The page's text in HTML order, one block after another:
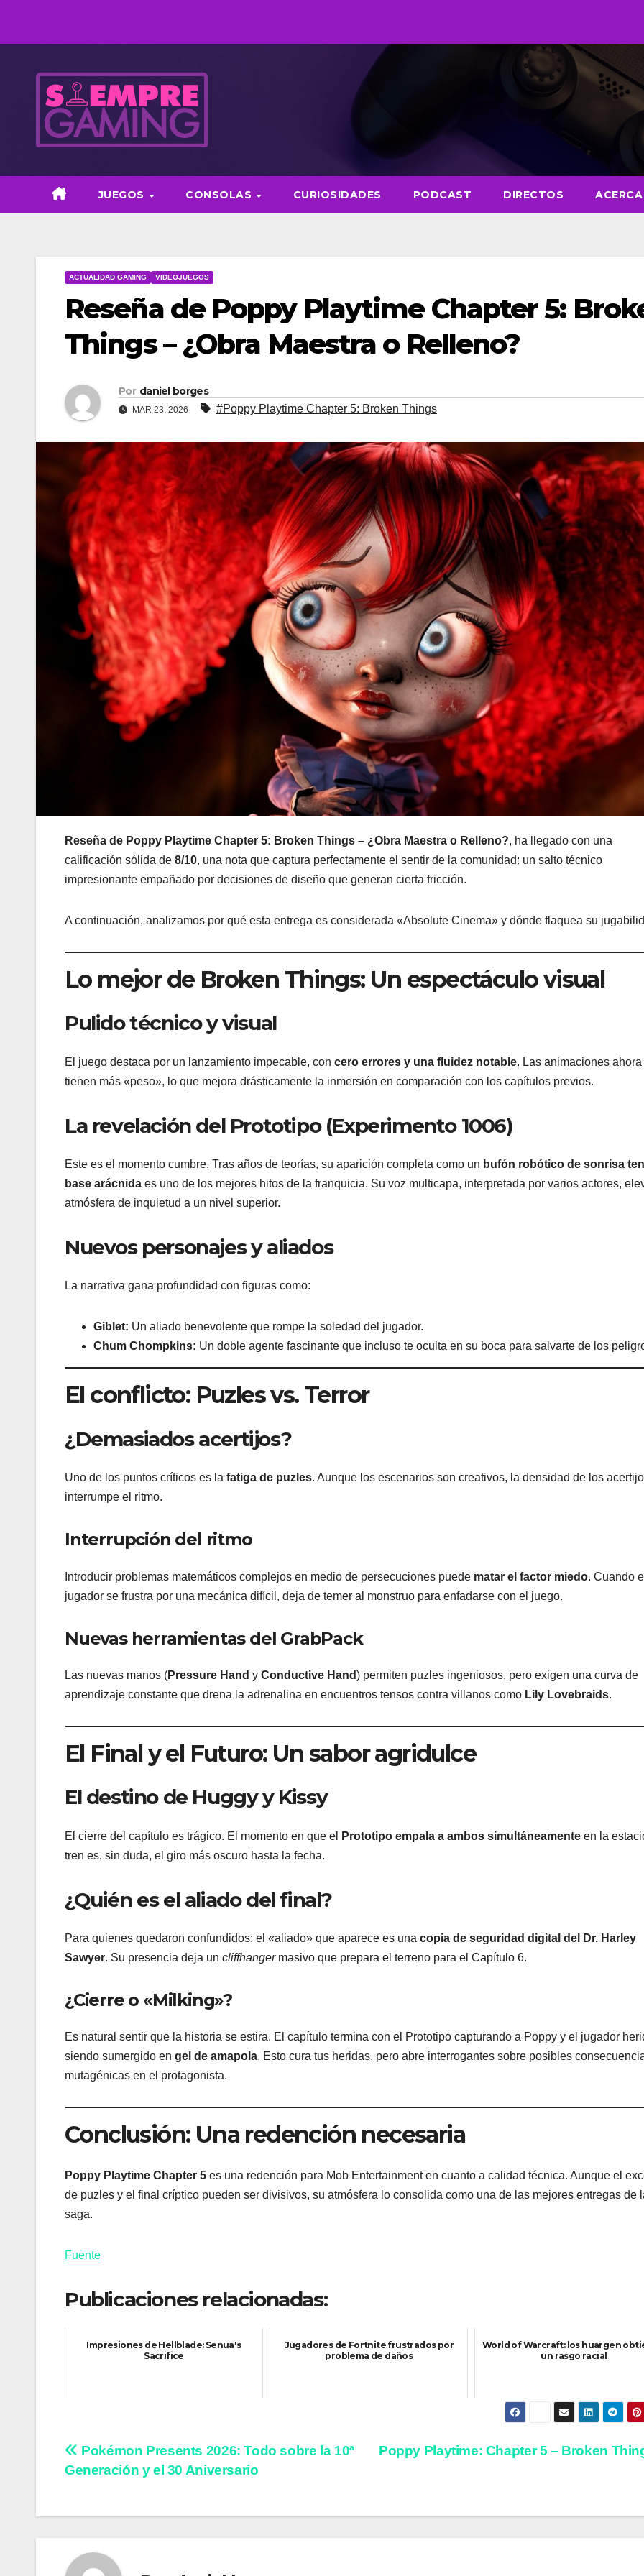
JUEGOS CONSOLAS CURIOSIDADES PODCAST DIRECTOS
ACTUALIDAD GAMING VIDEOJUEGOS
Reseña de Poppy Playtime Chapter 5:
Things – ¿Obra Maestra o Relleno?
Por daniel borges
MAR 23, 2026 #Poppy Playtime Chapter 5: Broken Things
Reseña de Poppy Playtime Chapter 5: Broken Things – ¿Obra Maestra o Relleno?, ha llegado con una
calificación sólida de 8/10, una nota que captura perfectamente el sentir de la comunidad: un salto técnico
impresionante empañado por decisiones de diseño que generan cierta fricción.
A continuación, analizamos por qué esta entrega es considerada «Absolute Cinema» y dónde flaquea su
Lo mejor de Broken Things: Un espectáculo visual
Pulido técnico y visual
El juego destaca por un lanzamiento impecable, con cero errores y una fluidez notable. Las animaciones ahora
tienen más «peso», lo que mejora drásticamente la inmersión en comparación con los capítulos previos.
La revelación del Prototipo (Experimento 1006)
Este es el momento cumbre. Tras años de teorías, su aparición completa como un bufón robótico de sonrisa
base arácnida es uno de los mejores hitos de la franquicia. Su voz multicapa, interpretada por varios actores,
atmósfera de inquietud a un nivel superior.
Nuevos personajes y aliados
La narrativa gana profundidad con figuras como:
Giblet: Un aliado benevolente que rompe la soledad del jugador.
Chum Chompkins: Un doble agente fascinante que incluso te oculta en su boca para salvarte de los
El conflicto: Puzles vs. Terror
¿Demasiados acertijos?
Uno de los puntos críticos es la fatiga de puzles. Aunque los escenarios son creativos, la densidad de los
interrumpe el ritmo.
Interrupción del ritmo
Introducir problemas matemáticos complejos en medio de persecuciones puede matar el factor miedo. Cuando el
jugador se frustra por una mecánica difícil, deja de temer al monstruo para enfadarse con el juego.
Nuevas herramientas del GrabPack
Las nuevas manos (Pressure Hand y Conductive Hand) permiten puzles ingeniosos, pero exigen una curva de
aprendizaje constante que drena la adrenalina en encuentros tensos contra villanos como Lily Lovebraids.
El Final y el Futuro: Un sabor agridulce
El destino de Huggy y Kissy
El cierre del capítulo es trágico. El momento en que el Prototipo empala a ambos simultáneamente en la
tren es, sin duda, el giro más oscuro hasta la fecha.
¿Quién es el aliado del final?
Para quienes quedaron confundidos: el «aliado» que aparece es una copia de seguridad digital del Dr. Harley
Sawyer. Su presencia deja un cliffhangermasivo que prepara el terreno para el Capítulo 6.
¿Cierre o «Milking»?
Es natural sentir que la historia se estira. El capítulo termina con el Prototipo capturando a Poppy y el jugador
siendo sumergido en gel de amapola. Esto cura tus heridas, pero abre interrogantes sobre posibles
mutagénicas en el protagonista.
Conclusión: Una redención necesaria
Poppy Playtime Chapter 5 es una redención para Mob Entertainment en cuanto a calidad técnica. Aunque el
de puzles y el final críptico pueden ser divisivos, su atmósfera lo consolida como una de las mejores entregas de
saga.
Fuente
Publicaciones relacionadas:
Impresiones de Hellblade: Senua's
Sacrifice
Jugadores de Fortnite frustrados por
problema de daños
World of Warcraft: los huargen
un rasgo racial
Navegación
entradas
Poppy Playtime: Chapter 5 – Broken
Pokémon Presents 2026: Todo sobre la 10ª
Generación y el 30 Aniversario